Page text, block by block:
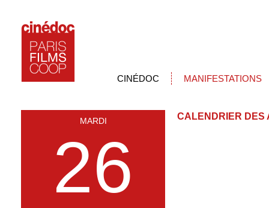
CINÉDOC MANIFESTATIONS
MARDI
26
CALENDRIER DES